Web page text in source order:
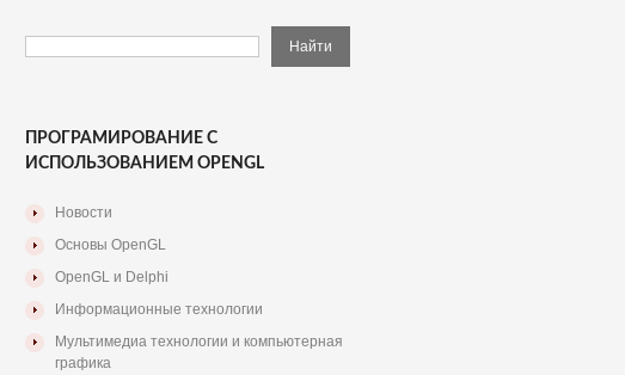
ПРОГРАМИРОВАНИЕ С
ИСПОЛЬЗОВАНИЕМ OPENGL
Новости
Основы OpenGL
OpenGL и Delphi
Информационные технологии
Мультимедиа технологии и компьютерная
графика